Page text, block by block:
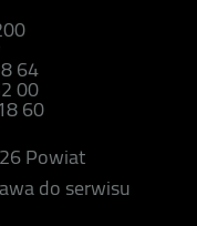
64
00
60
Powiat
do serwisu